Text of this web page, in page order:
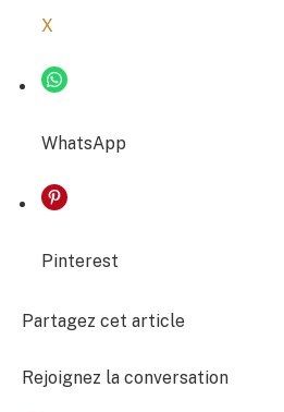
X
WhatsApp
Pinterest
Partagez cet article
Rejoignez la conversation